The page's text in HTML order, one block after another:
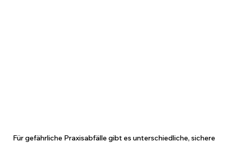
Für gefährliche Praxisabfälle gibt es unterschiedliche, sichere